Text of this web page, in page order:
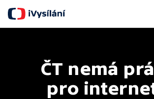
ČT nemá
pro